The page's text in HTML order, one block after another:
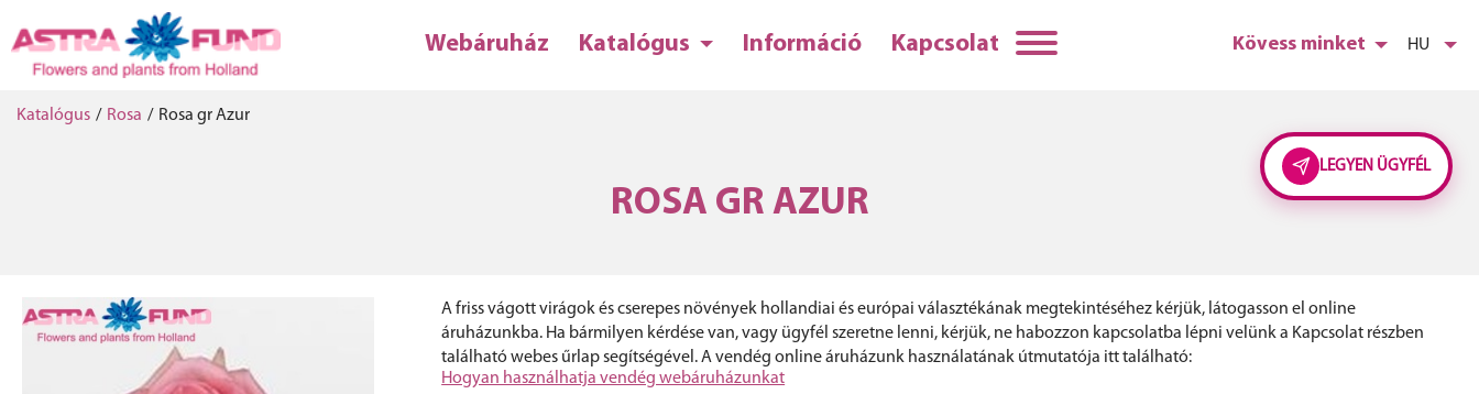
Kövess minket HU
Webáruház Katalógus Információ Kapcsolat
Katalógus / Rosa / Rosa gr Azur
ROSA GR AZUR
A friss vágott virágok és cserepes növények hollandiai és európai választékának megtekintéséhez kérjük, látogasson el online
áruházunkba. Ha bármilyen kérdése van, vagy ügyfél szeretne lenni, kérjük, ne habozzon kapcsolatba lépni velünk a Kapcsolat részben
található webes űrlap segítségével. A vendég online áruházunk használatának útmutatója itt található:
Hogyan használhatja vendég webáruházunkat
LEGYEN ÜGYFÉL